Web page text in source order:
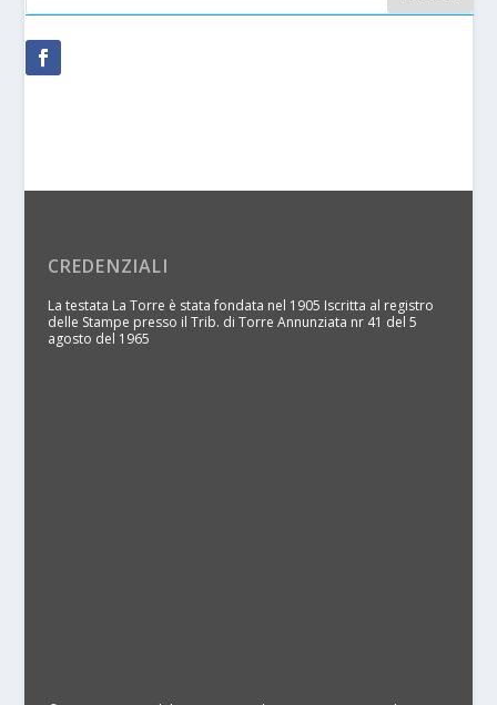
CREDENZIALI
La testata La Torre è stata fondata nel 1905 Iscritta al registro
delle Stampe presso il Trib. di Torre Annunziata nr 41 del 5
agosto del 1965